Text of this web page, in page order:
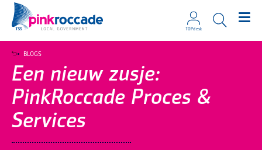
TOPdesk
Een nieuw zusje:
PinkRoccade Proces &
Services
BLOGS